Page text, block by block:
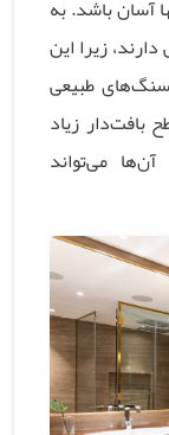
آسان باشد. به
زیرا این
طبیعی
بافت‌دار زیاد
می‌تواند